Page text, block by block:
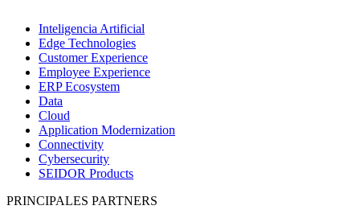
Inteligencia Artificial
Edge Technologies
Customer Experience
Employee Experience
ERP Ecosystem
Data
Cloud
Application Modernization
Connectivity
Cybersecurity
SEIDOR Products
PRINCIPALES PARTNERS